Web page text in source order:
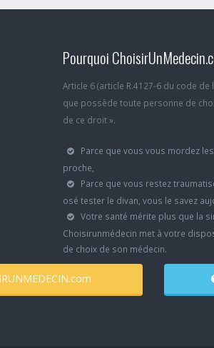
Pourquoi
Article 6 (article R.4127-6 du code
que possède toute personne de
de ce droit ».
Parce que vous vous mordez
proche,
Parce que vous restez
osé tester le divan, vous le savez
Votre santé mérite plus que la
Choisirunmédecin met à votre
de choix de son médecin.